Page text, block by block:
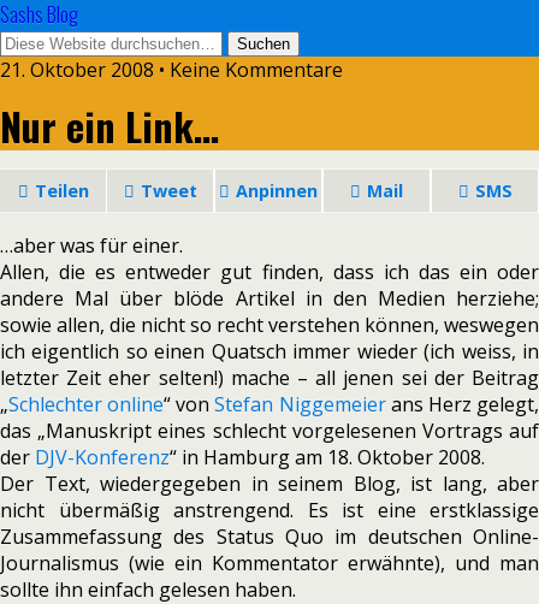
Sashs Blog
21. Oktober 2008 • Keine Kommentare
Nur ein Link…
Teilen Tweet Anpinnen Mail SMS
…aber was für einer.
Allen, die es entweder gut finden, dass ich das ein oder
andere Mal über blöde Artikel in den Medien herziehe;
sowie allen, die nicht so recht verstehen können, weswegen
ich eigentlich so einen Quatsch immer wieder (ich weiss, in
letzter Zeit eher selten!) mache – all jenen sei der Beitrag
„Schlechter online“ vonStefan Niggemeierans Herz gelegt,
das „Manuskript eines schlecht vorgelesenen Vortrags auf
der DJV-Konferenz“ in Hamburg am 18. Oktober 2008.
Der Text, wiedergegeben in seinem Blog, ist lang, aber
nicht übermäßig anstrengend. Es ist eine erstklassige
Zusammefassung des Status Quo im deutschen Online-
Journalismus (wie ein Kommentator erwähnte), und man
sollte ihn einfach gelesen haben.